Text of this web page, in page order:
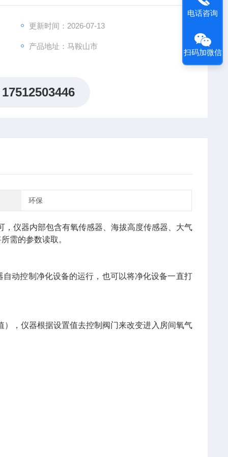
更新时间：2026-07-13
产品地址：马鞍山市
17512503446
环保
仪器内部包含有氧传感器、海拔高度传感器、大气
需的参数读取。
动控制净化设备的运行，也可以将净化设备一直打
，仪器根据设置值去控制阀门来改变进入房间氧气
电话咨询
扫码加微信